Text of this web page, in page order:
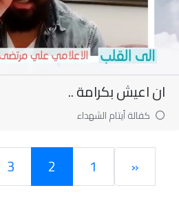
ان اعيش بكرامة ..
كفالة أيتام الشهداء